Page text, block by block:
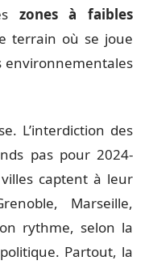
zones à faibles
terrain où se joue
environnementales
L’interdiction des
pas pour 2024-
captent à leur
Marseille,
rythme, selon la
Partout, la